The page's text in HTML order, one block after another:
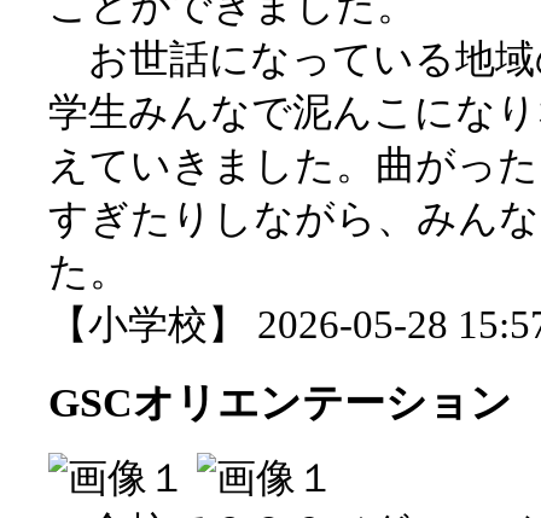
お世話になっている地
学生みんなで泥んこにな
えていきました。曲がっ
すぎたりしながら、みん
た。
【小学校】 2026-05-28
GSCオリエンテーション